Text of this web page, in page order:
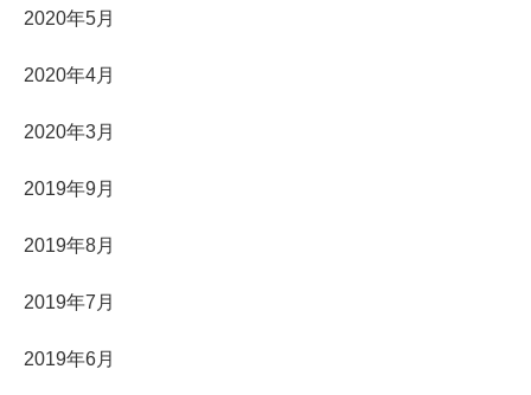
2020年5月
2020年4月
2020年3月
2019年9月
2019年8月
2019年7月
2019年6月